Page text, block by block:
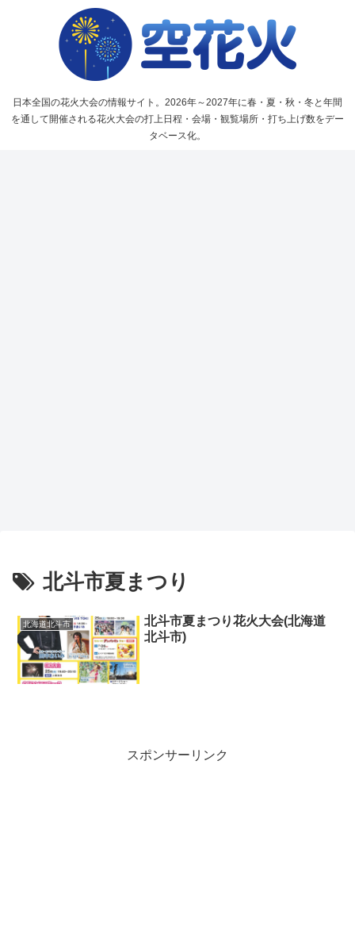
日本全国の花火大会の情報サイト。2026年～2027年に春・夏・秋・冬と年間
を通して開催される花火大会の打上日程・会場・観覧場所・打ち上げ数をデー
タベース化。
北斗市夏まつり
北海道北斗市
北斗市夏まつり花火大会(北海道
北斗市)
スポンサーリンク